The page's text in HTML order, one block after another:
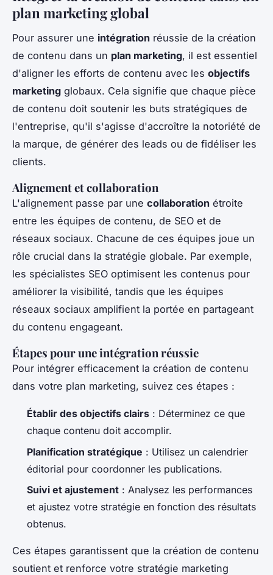
plan marketing global
Pour assurer une intégration réussie de la création
de contenu dans un plan marketing, il est essentiel
d'aligner les efforts de contenu avec les objectifs
marketing globaux. Cela signifie que chaque pièce
de contenu doit soutenir les buts stratégiques de
l'entreprise, qu'il s'agisse d'accroître la notoriété de
la marque, de générer des leads ou de fidéliser les
clients.
Alignement et collaboration
L'alignement passe par une collaboration étroite
entre les équipes de contenu, de SEO et de
réseaux sociaux. Chacune de ces équipes joue un
rôle crucial dans la stratégie globale. Par exemple,
les spécialistes SEO optimisent les contenus pour
améliorer la visibilité, tandis que les équipes
réseaux sociaux amplifient la portée en partageant
du contenu engageant.
Étapes pour une intégration réussie
Pour intégrer efficacement la création de contenu
dans votre plan marketing, suivez ces étapes :
Établir des objectifs clairs : Déterminez ce que
chaque contenu doit accomplir.
Planification stratégique : Utilisez un calendrier
éditorial pour coordonner les publications.
Suivi et ajustement : Analysez les performances
et ajustez votre stratégie en fonction des résultats
obtenus.
Ces étapes garantissent que la création de contenu
soutient et renforce votre stratégie marketing